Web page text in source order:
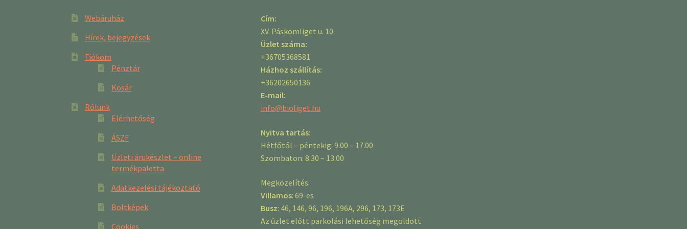
Webáruház
Hírek, bejegyzések
Fiókom
Pénztár
Kosár
Rólunk
Elérhetőség
ÁSZF
Üzleti árukészlet – online
termékpaletta
Adatkezelési tájékoztató
Boltképek
Cookies
Cím:
XV. Páskomliget u. 10.
Üzlet száma:
+36705368581
Házhoz szállítás:
+36202650136
E-mail:
info@bioliget.hu
Nyitva tartás:
Hétfőtől – péntekig: 9.00 – 17.00
Szombaton: 8.30 – 13.00
Megközelítés:
Villamos: 69-es
Busz: 46, 146, 96, 196, 196A, 296, 173, 173E
Az üzlet előtt parkolási lehetőség megoldott